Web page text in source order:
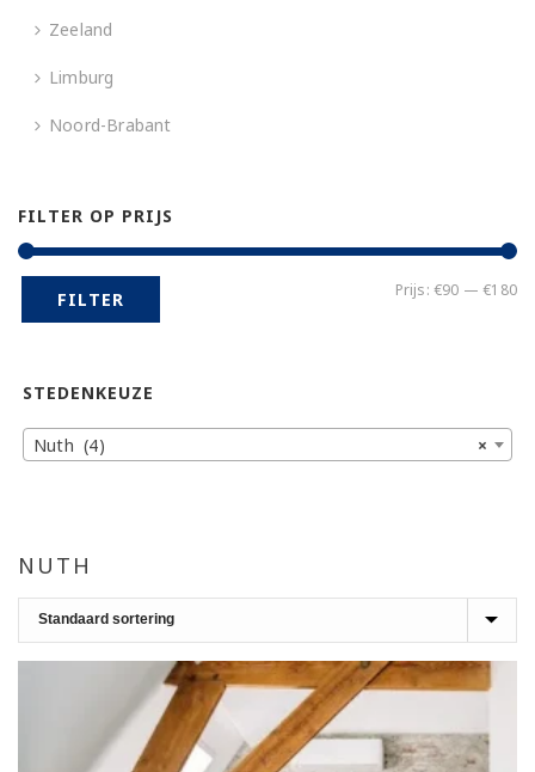
NUTH
Zeeland
Limburg
Noord-Brabant
FILTER OP PRIJS
FILTER Prijs: €90 —€180
STEDENKEUZE
×
Nuth (4)